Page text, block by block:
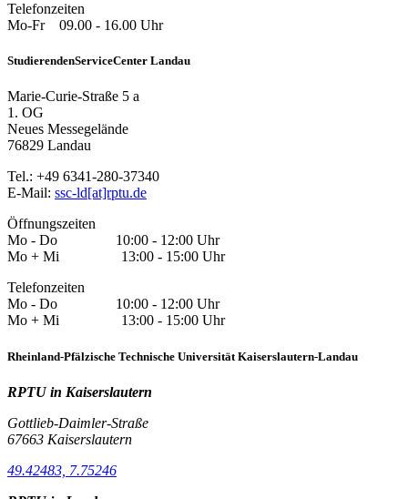
Telefonzeiten
Mo-Fr 09.00 - 16.00 Uhr
StudierendenServiceCenter Landau
Marie-Curie-Straße 5 a
1. OG
Neues Messegelände
76829 Landau
Tel.: +49 6341-280-37340
E-Mail: ssc-ld[at]rptu.de
Öffnungszeiten
Mo - Do 10:00 - 12:00 Uhr
Mo + Mi 13:00 - 15:00 Uhr
Telefonzeiten
Mo - Do 10:00 - 12:00 Uhr
Mo + Mi 13:00 - 15:00 Uhr
Rheinland-Pfälzische Technische Universität Kaiserslautern-Landau
RPTU in Kaiserslautern
Gottlieb-Daimler-Straße
67663 Kaiserslautern
49.42483, 7.75246